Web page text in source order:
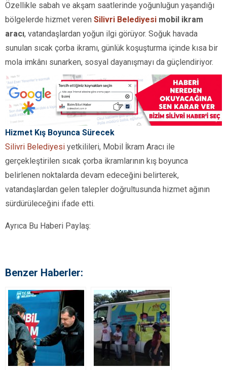
Özellikle sabah ve akşam saatlerinde yoğunluğun yaşandığı
bölgelerde hizmet veren Silivri Belediyesi mobil ikram
aracı, vatandaşlardan yoğun ilgi görüyor. Soğuk havada
sunulan sıcak çorba ikramı, günlük koşuşturma içinde kısa bir
mola imkânı sunarken, sosyal dayanışmayı da güçlendiriyor.
Hizmet Kış Boyunca Sürecek
Silivri Belediyesi yetkilileri, Mobil İkram Aracı ile
gerçekleştirilen sıcak çorba ikramlarının kış boyunca
belirlenen noktalarda devam edeceğini belirterek,
vatandaşlardan gelen talepler doğrultusunda hizmet ağının
sürdürüleceğini ifade etti.
Ayrıca Bu Haberi Paylaş:
Benzer Haberler: